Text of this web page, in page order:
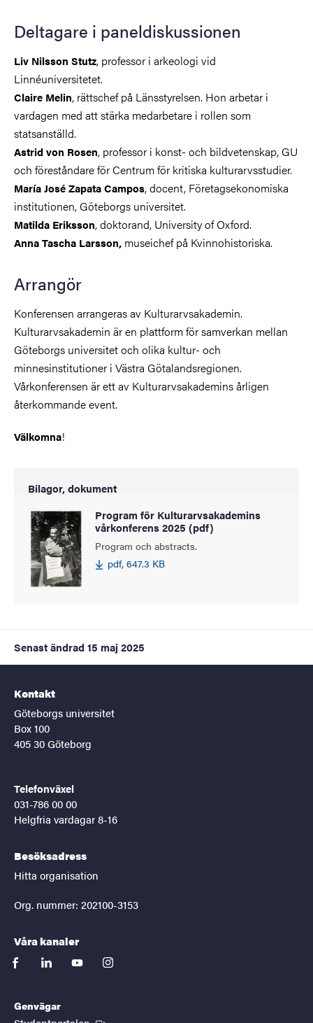
Deltagare i paneldiskussionen
Liv Nilsson Stutz, professor i arkeologi vid
Linnéuniversitetet.
Claire Melin, rättschef på Länsstyrelsen. Hon arbetar i
vardagen med att stärka medarbetare i rollen som
statsanställd.
Astrid von Rosen, professor i konst- och bildvetenskap, GU
och föreståndare för Centrum för kritiska kulturarvsstudier.
María José Zapata Campos, docent, Företagsekonomiska
institutionen, Göteborgs universitet.
Matilda Eriksson, doktorand, University of Oxford.
Anna Tascha Larsson, museichef på Kvinnohistoriska.
Arrangör
Konferensen arrangeras av Kulturarvsakademin.
Kulturarvsakademin är en plattform för samverkan mellan
Göteborgs universitet och olika kultur- och
minnesinstitutioner i Västra Götalandsregionen.
Vårkonferensen är ett av Kulturarvsakademins årligen
återkommande event.
Välkomna!
Bilagor, dokument
Program för Kulturarvsakademins
vårkonferens 2025 (pdf)
Program och abstracts.
pdf, 647.3 KB
Senast ändrad 15 maj 2025
Kontakt
Göteborgs universitet
Box 100
405 30 Göteborg
Telefonväxel
031-786 00 00
Helgfria vardagar 8-16
Besöksadress
Hitta organisation
Org. nummer: 202100-3153
Våra kanaler
facebooklinkedinyoutubeinstagram
Genvägar